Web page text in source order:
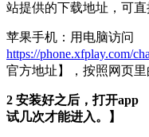
站提供的下载地址，可直
苹果手机：用电脑访问
https://phone.xfplay.com/
官方地址】，按照网页里
2 安装好之后，打开app
试几次才能进入。】